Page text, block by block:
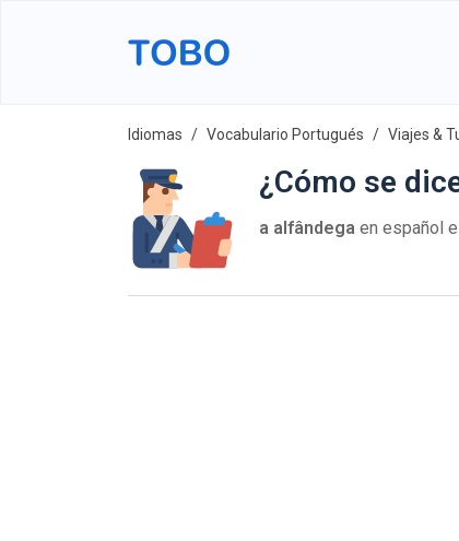
Idiomas Vocabulario Portugués Viajes &
¿Cómo se
a alfândega en español